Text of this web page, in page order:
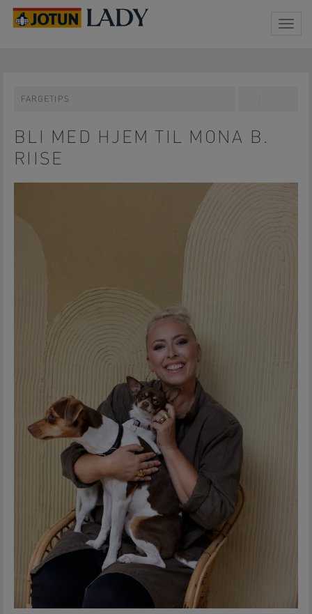
FARGETIPS
Facebook
BLI MED HJEM TIL MONA B.
RIISE